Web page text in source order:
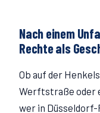
Nach einem
Rechte als
Ob auf der
Werftstraße oder
wer in Düsseldorf-